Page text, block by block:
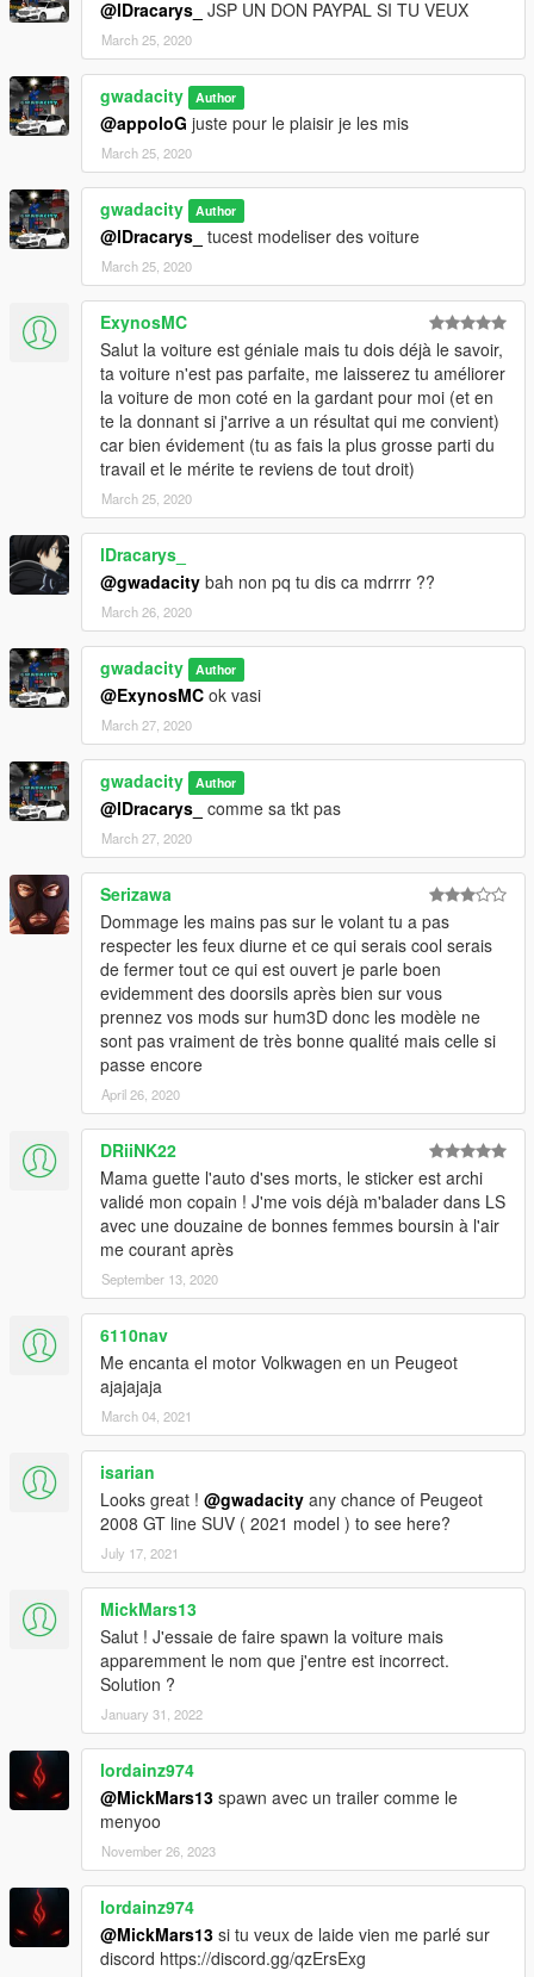
@lDracarys_ JSP UN DON PAYPAL SI TU VEUX
March 25, 2020
gwadacity Author
@appoloG juste pour le plaisir je les mis
March 25, 2020
gwadacity Author
@lDracarys_ tucest modeliser des voiture
March 25, 2020
ExynosMC
Salut la voiture est géniale mais tu dois déjà le savoir,
ta voiture n'est pas parfaite, me laisserez tu améliorer
la voiture de mon coté en la gardant pour moi (et en
te la donnant si j'arrive a un résultat qui me convient)
car bien évidement (tu as fais la plus grosse parti du
travail et le mérite te reviens de tout droit)
March 25, 2020
lDracarys_
@gwadacity bah non pq tu dis ca mdrrrr ??
March 26, 2020
gwadacity Author
@ExynosMC ok vasi
March 27, 2020
gwadacity Author
@lDracarys_ comme sa tkt pas
March 27, 2020
Serizawa
Dommage les mains pas sur le volant tu a pas
respecter les feux diurne et ce qui serais cool serais
de fermer tout ce qui est ouvert je parle boen
evidemment des doorsils après bien sur vous
prennez vos mods sur hum3D donc les modèle ne
sont pas vraiment de très bonne qualité mais celle si
passe encore
April 26, 2020
DRiiNK22
Mama guette l'auto d'ses morts, le sticker est archi
validé mon copain ! J'me vois déjà m'balader dans LS
avec une douzaine de bonnes femmes boursin à l'air
me courant après
September 13, 2020
6110nav
Me encanta el motor Volkwagen en un Peugeot
ajajajaja
March 04, 2021
isarian
Looks great ! @gwadacity any chance of Peugeot
2008 GT line SUV ( 2021 model ) to see here?
July 17, 2021
MickMars13
Salut ! J'essaie de faire spawn la voiture mais
apparemment le nom que j'entre est incorrect.
Solution ?
January 31, 2022
lordainz974
@MickMars13 spawn avec un trailer comme le
menyoo
November 26, 2023
lordainz974
@MickMars13 si tu veux de laide vien me parlé sur
discord https://discord.gg/qzErsExg